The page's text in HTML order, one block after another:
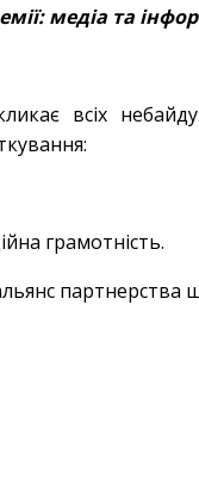
медіа та
всіх
грамотність.
партнерства